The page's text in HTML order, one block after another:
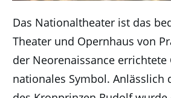
Das Nationaltheater ist das
Theater und Opernhaus von
der Neorenaissance errichtete
nationales Symbol. Anlässlich